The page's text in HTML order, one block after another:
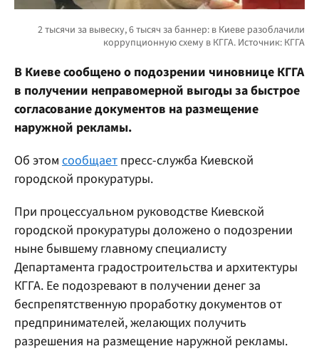
В Киеве сообщено о подозрении чиновнице КГГА
в получении неправомерной выгоды за быстрое
согласование документов на размещение
наружной рекламы.
Об этом сообщает пресс-служба Киевской
городской прокуратуры.
При процессуальном руководстве Киевской
городской прокуратуры доложено о подозрении
ныне бывшему главному специалисту
Департамента градостроительства и архитектуры
КГГА. Ее подозревают в получении денег за
беспрепятственную проработку документов от
предпринимателей, желающих получить
разрешения на размещение наружной рекламы.